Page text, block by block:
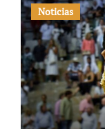
Noticias